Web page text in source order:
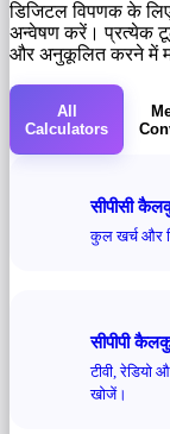
डिजिटल विपणक के
अन्वेषण करें। प्रत्येक
और अनुकूलित करने में
All
Calculators
सीपीसी
कुल खर्च और
सीपीपी
टीवी, रेडियो
खोजें।